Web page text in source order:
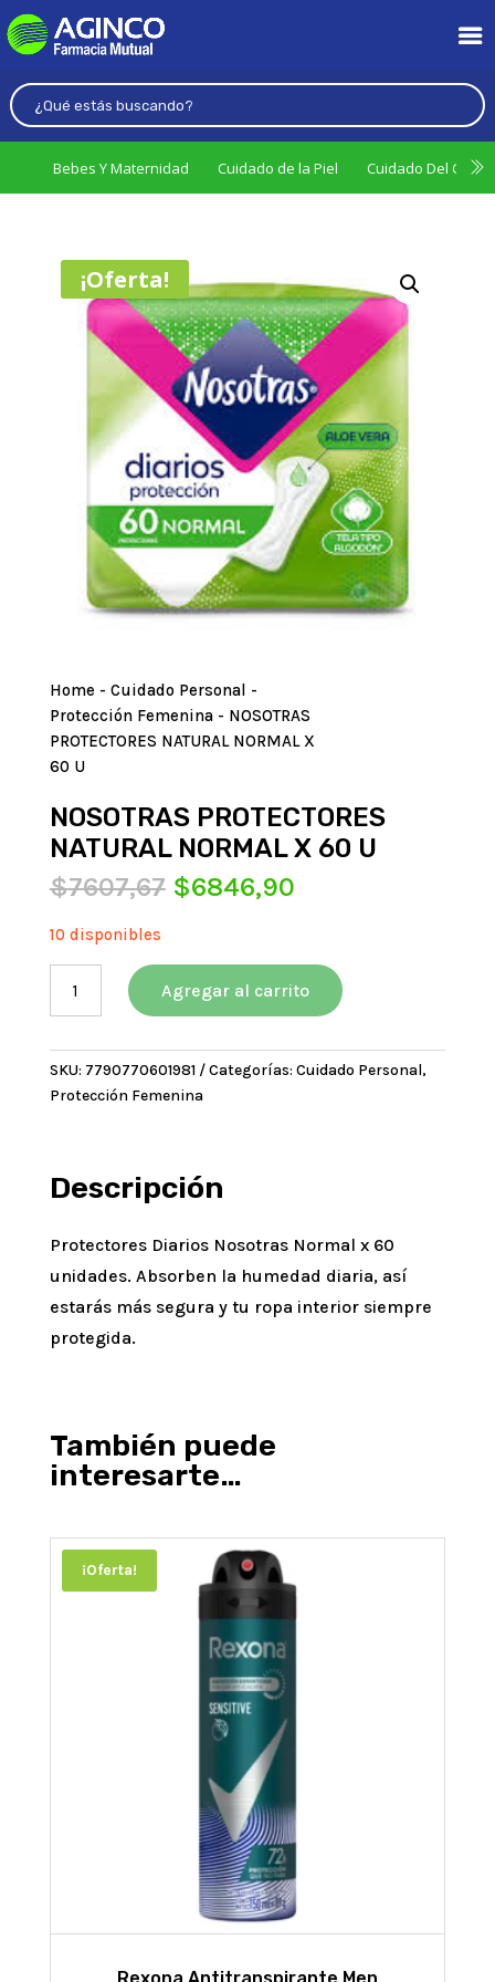
Bebes Y Maternidad Cuidado de la Piel Cuidado Del
¡Oferta!
Home - Cuidado Personal -
Protección Femenina- NOSOTRAS
PROTECTORES NATURAL NORMAL X
60 U
NOSOTRAS PROTECTORES
NATURAL NORMAL X 60 U
$7607,67 El
era:
$7607,67.
$6846,90El
es:
$6846,90.
10 disponibles
NOSOTRAS
PROTECTORES
NORMAL
X
60
Agregar al carrito
SKU: 7790770601981 Categorías: Cuidado Personal,
Protección Femenina
Descripción
Protectores Diarios Nosotras Normal x 60
unidades. Absorben la humedad diaria, así
estarás más segura y tu ropa interior siempre
protegida.
También puede
interesarte…
¡Oferta!